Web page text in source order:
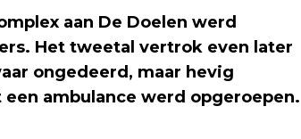
aan De Doelen werd
Het tweetal vertrok even later
ongedeerd, maar hevig
ambulance werd opgeroepen.